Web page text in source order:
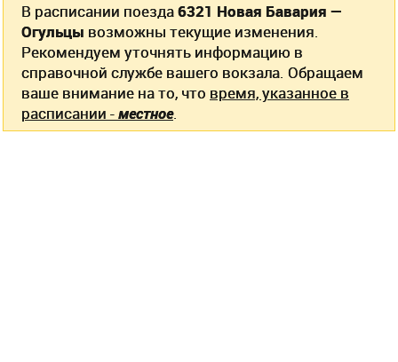
В расписании поезда6321 Новая Бавария —
Огульцы возможны текущие изменения.
Рекомендуем уточнять информацию в
справочной службе вашего вокзала. Обращаем
ваше внимание на то, что время, указанное в
расписании -местное.